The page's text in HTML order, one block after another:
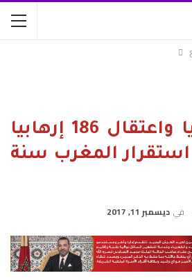
تفكيك 9 خلايا واعتقال 186 إرهابيا
استقرار المغرب سنة
في ديسمبر 11, 2017